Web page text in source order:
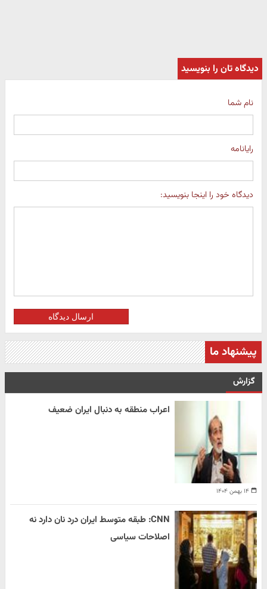
دیدگاه تان را بنویسید
نام شما
رایانامه
دیدگاه خود را اینجا بنویسید:
ارسال دیدگاه
پیشنهاد ما
گزارش
۱۴ بهمن ۱۴۰۴
اعراب منطقه به دنبال ایران ضعیف
CNN: طبقه متوسط ایران درد نان دارد نه
اصلاحات سیاسی